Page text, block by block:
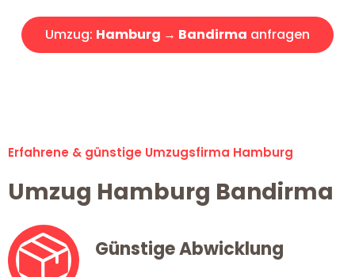
Umzug: Hamburg → Bandirma anfragen
Erfahrene & günstige Umzugsfirma Hamburg
Umzug Hamburg Bandirma
Günstige Abwicklung